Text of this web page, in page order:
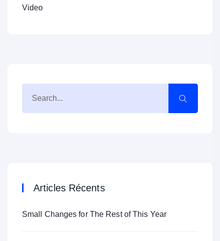
Video
Articles Récents
Small Changes for The Rest of This Year